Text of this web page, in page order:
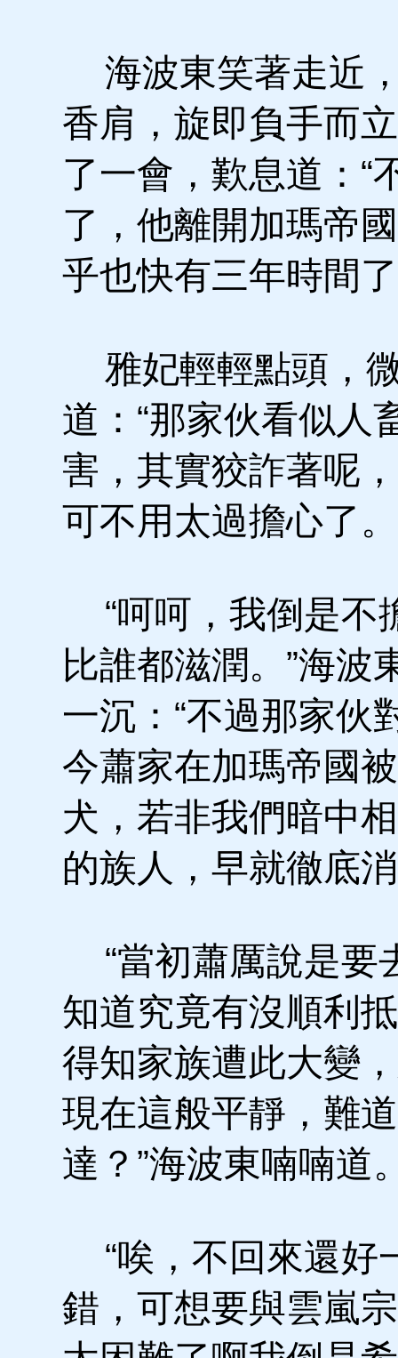
海波東笑著走近
香肩，旋即負手而
了一會，歎息道：“
了，他離開加瑪帝
乎也快有三年時間
雅妃輕輕點頭，
道：“那家伙看似人
害，其實狡詐著呢
可不用太過擔心了
“呵呵，我倒是不
比誰都滋潤。”海波
一沉：“不過那家伙
今蕭家在加瑪帝國
犬，若非我們暗中
的族人，早就徹底
“當初蕭厲說是要
知道究竟有沒順利
得知家族遭此大變
現在這般平靜，難
達？”海波東喃喃道
“唉，不回來還好
錯，可想要與雲嵐